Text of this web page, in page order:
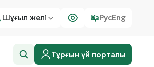
Шұғыл желі ҚазРусEng
Тұрғын үй порталы